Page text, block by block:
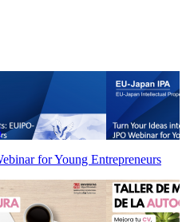
for Young Entrepreneurs